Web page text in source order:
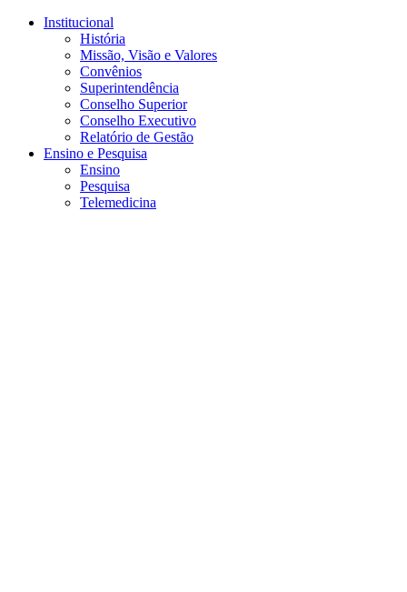
Conteúdo principal
Institucional
História
Missão, Visão e Valores
Convênios
Superintendência
Conselho Superior
Conselho Executivo
Relatório de Gestão
Ensino e Pesquisa
Ensino
Pesquisa
Telemedicina